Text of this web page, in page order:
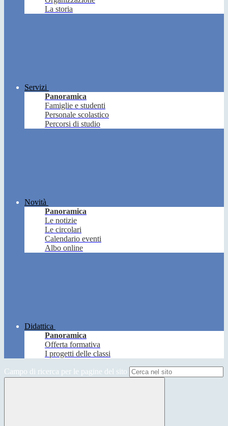
La storia
Servizi
Panoramica
Famiglie e studenti
Personale scolastico
Percorsi di studio
Novità
Panoramica
Le notizie
Le circolari
Calendario eventi
Albo online
Didattica
Panoramica
Offerta formativa
I progetti delle classi
Campo di ricerca per le pagine del sito